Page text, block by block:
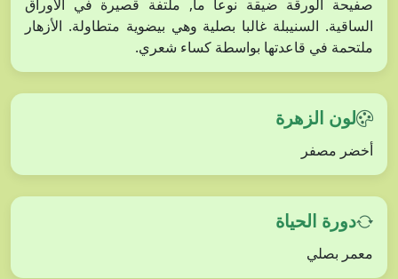
صفيحة الورقة ضيقة نوعا ما, ملتفة قصيرة في الأوراق
الساقية. السنيبلة غالبا بصلية وهي بيضوية متطاولة. الأزهار
ملتحمة في قاعدتها بواسطة كساء شعري.
لون الزهرة
أخضر مصفر
دورة الحياة
معمر بصلي